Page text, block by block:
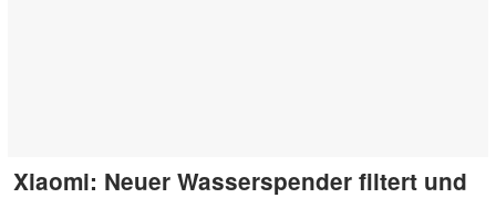
Xiaomi: Neuer Wasserspender filtert und